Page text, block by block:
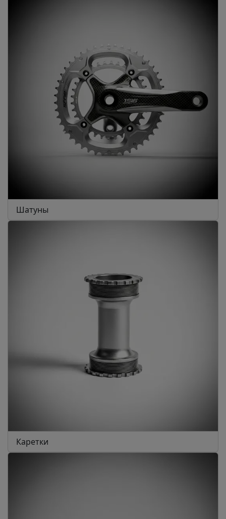
Шатуны
Каретки